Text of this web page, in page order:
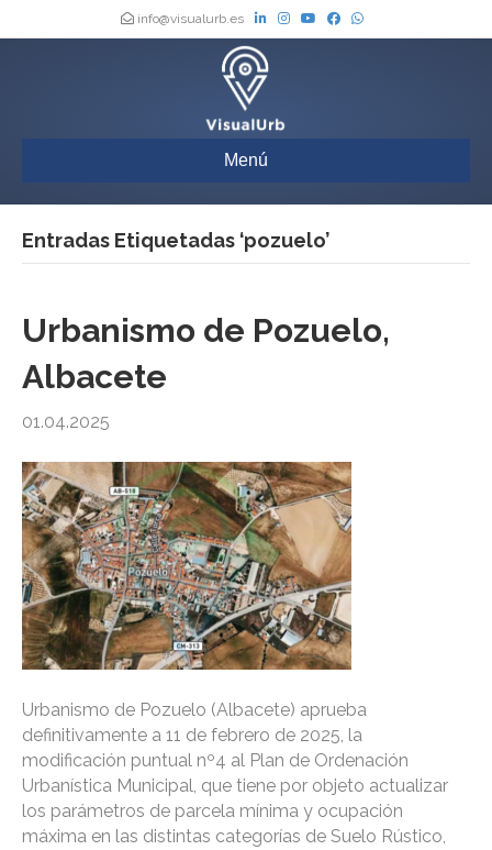
info@visualurb.es
Menú
Entradas Etiquetadas ‘pozuelo’
Urbanismo de Pozuelo,
Albacete
01.04.2025
Urbanismo de Pozuelo (Albacete) aprueba
definitivamente a 11 de febrero de 2025, la
modificación puntual nº4 al Plan de Ordenación
Urbanística Municipal, que tiene por objeto actualizar
los parámetros de parcela mínima y ocupación
máxima en las distintas categorías de Suelo Rústico,